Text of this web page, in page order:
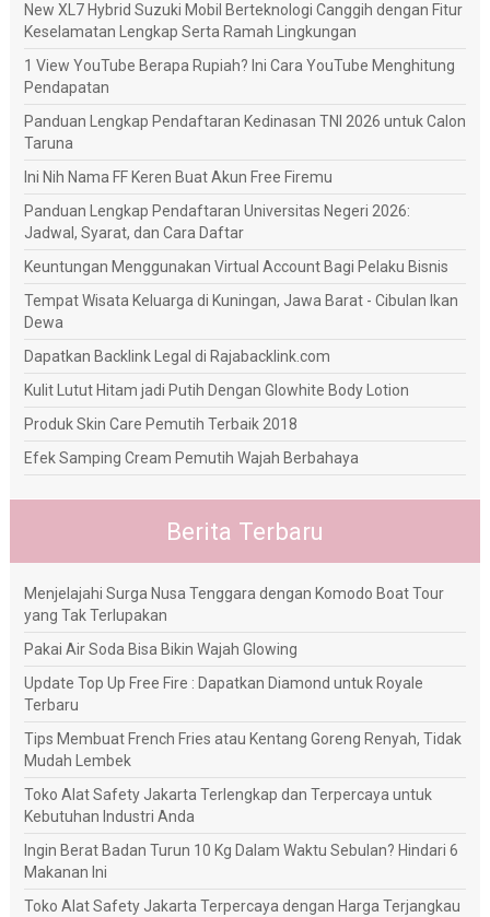
New XL7 Hybrid Suzuki Mobil Berteknologi Canggih dengan Fitur
Keselamatan Lengkap Serta Ramah Lingkungan
1 View YouTube Berapa Rupiah? Ini Cara YouTube Menghitung
Pendapatan
Panduan Lengkap Pendaftaran Kedinasan TNI 2026 untuk Calon
Taruna
Ini Nih Nama FF Keren Buat Akun Free Firemu
Panduan Lengkap Pendaftaran Universitas Negeri 2026:
Jadwal, Syarat, dan Cara Daftar
Keuntungan Menggunakan Virtual Account Bagi Pelaku Bisnis
Tempat Wisata Keluarga di Kuningan, Jawa Barat - Cibulan Ikan
Dewa
Dapatkan Backlink Legal di Rajabacklink.com
Kulit Lutut Hitam jadi Putih Dengan Glowhite Body Lotion
Produk Skin Care Pemutih Terbaik 2018
Efek Samping Cream Pemutih Wajah Berbahaya
Berita Terbaru
Menjelajahi Surga Nusa Tenggara dengan Komodo Boat Tour
yang Tak Terlupakan
Pakai Air Soda Bisa Bikin Wajah Glowing
Update Top Up Free Fire : Dapatkan Diamond untuk Royale
Terbaru
Tips Membuat French Fries atau Kentang Goreng Renyah, Tidak
Mudah Lembek
Toko Alat Safety Jakarta Terlengkap dan Terpercaya untuk
Kebutuhan Industri Anda
Ingin Berat Badan Turun 10 Kg Dalam Waktu Sebulan? Hindari 6
Makanan Ini
Toko Alat Safety Jakarta Terpercaya dengan Harga Terjangkau